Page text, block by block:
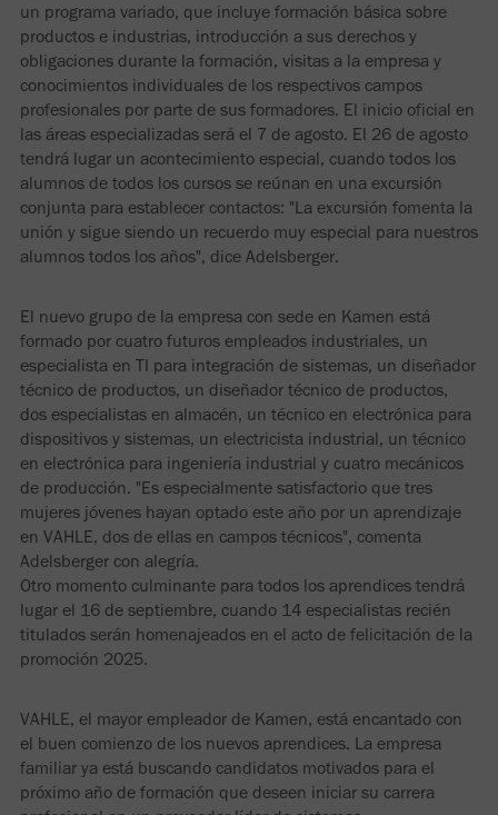
un programa variado, que incluye formación básica sobre
productos e industrias, introducción a sus derechos y
obligaciones durante la formación, visitas a la empresa y
conocimientos individuales de los respectivos campos
profesionales por parte de sus formadores. El inicio oficial en
las áreas especializadas será el 7 de agosto. El 26 de agosto
tendrá lugar un acontecimiento especial, cuando todos los
alumnos de todos los cursos se reúnan en una excursión
conjunta para establecer contactos: "La excursión fomenta la
unión y sigue siendo un recuerdo muy especial para nuestros
alumnos todos los años", dice Adelsberger.
El nuevo grupo de la empresa con sede en Kamen está
formado por cuatro futuros empleados industriales, un
especialista en TI para integración de sistemas, un diseñador
técnico de productos, un diseñador técnico de productos,
dos especialistas en almacén, un técnico en electrónica para
dispositivos y sistemas, un electricista industrial, un técnico
en electrónica para ingeniería industrial y cuatro mecánicos
de producción. "Es especialmente satisfactorio que tres
mujeres jóvenes hayan optado este año por un aprendizaje
en VAHLE, dos de ellas en campos técnicos", comenta
Adelsberger con alegría.
Otro momento culminante para todos los aprendices tendrá
lugar el 16 de septiembre, cuando 14 especialistas recién
titulados serán homenajeados en el acto de felicitación de la
promoción 2025.
VAHLE, el mayor empleador de Kamen, está encantado con
el buen comienzo de los nuevos aprendices. La empresa
familiar ya está buscando candidatos motivados para el
próximo año de formación que deseen iniciar su carrera